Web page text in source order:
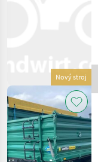
Nový stroj